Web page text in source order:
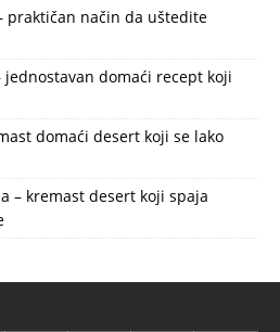
praktičan način da uštedite
jednostavan domaći recept koji
domaći desert koji se lako
– kremast desert koji spaja